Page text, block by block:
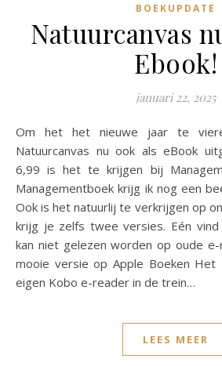
BOEKUPDATE
Natuurcanvas
Ebook!
januari 22, 2025
Om het het nieuwe jaar te vieren hebben we het
Natuurcanvas nu ook als eBook
6,99 is het te krijgen bij
Managementboek krijg ik nog een
Ook is het natuurlij te verkrijgen op
krijg je zelfs twee versies. Eén
kan niet gelezen worden op oude e-
mooie versie op Apple Boeken Het
eigen Kobo e-reader in de trein…
LEES MEER